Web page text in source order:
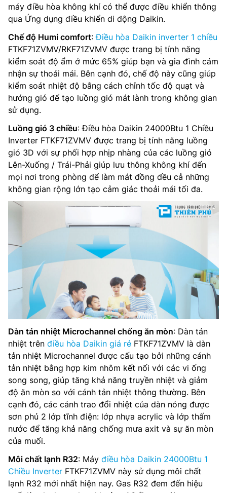
máy điều hòa không khí có thể được điều khiển thông
qua Ứng dụng điều khiển di động Daikin.
Chế độ Humi comfort:Điều hòa Daikin inverter 1 chiều
FTKF71ZVMV/RKF71ZVMV được trang bị tính năng
kiểm soát độ ẩm ở mức 65% giúp bạn và gia đình cảm
nhận sự thoải mái. Bên cạnh đó, chế độ này cũng giúp
kiểm soát nhiệt độ bằng cách chỉnh tốc độ quạt và
hướng gió để tạo luồng gió mát lành trong không gian
sử dụng.
Luồng gió 3 chiều: Điều hòa Daikin 24000Btu 1 Chiều
Inverter FTKF71ZVMV được trang bị tính năng luồng
gió 3D với sự phối hợp nhịp nhàng của các luồng gió
Lên-Xuống / Trái-Phải giúp lưu thông không khí đến
mọi nơi trong phòng để làm mát đồng đều cả những
không gian rộng lớn tạo cảm giác thoải mái tối đa.
Dàn tản nhiệt Microchannel chống ăn mòn: Dàn tản
nhiệt trên điều hòa Daikin giá rẻ FTKF71ZVMV là dàn
tản nhiệt Microchannel được cấu tạo bởi những cánh
tản nhiệt bằng hợp kim nhôm kết nối với các vi ống
song song, giúp tăng khả năng truyền nhiệt và giảm
độ ăn mòn so với cánh tản nhiệt thông thường. Bên
cạnh đó, các cánh trao đổi nhiệt của dàn nóng được
sơn phủ 2 lớp tĩnh điện: lớp nhựa acrylic và lớp thấm
nước để tăng khả năng chống mưa axit và sự ăn mòn
của muối.
Môi chất lạnh R32: Máy điều hòa Daikin 24000Btu 1
Chiều Inverter FTKF71ZVMV này sử dụng môi chất
lạnh R32 mới nhất hiện nay. Gas R32 đem đến hiệu